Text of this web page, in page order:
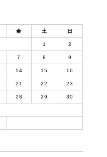
金 土 日
1 2
7 8 9
14 15 16
21 22 23
28 29 30